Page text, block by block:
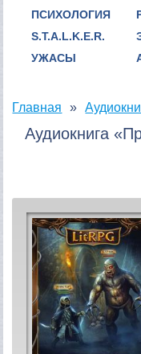
ПСИХОЛОГИЯ
S.T.A.L.K.E.R.
УЖАСЫ
Главная
Аудиокнига